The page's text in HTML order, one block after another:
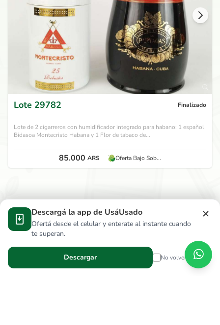
Lote 29782 Finalizado
Lote de 2 cigarreros con humidificador integrado para habano: 1 español
Bidasoa Montecristo Habana y 1 Flor de tabaco de...
85.000 ARS Oferta Bajo Sob...
Descargá la app de UsáUsado
Ofertá desde el celular y enterate al instante cuando
te superan.
Descargar No volver a mostrar